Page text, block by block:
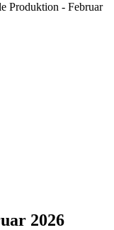
Produktion - Februar
2026